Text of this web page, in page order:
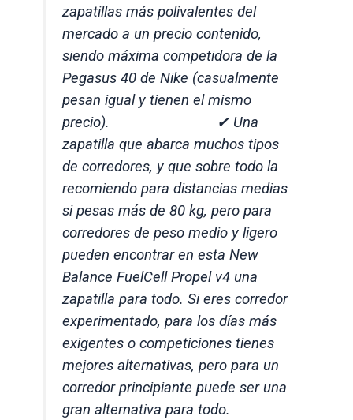
zapatillas más polivalentes del
mercado a un precio contenido,
siendo máxima competidora de la
Pegasus 40 de Nike (casualmente
pesan igual y tienen el mismo
precio). ⠀⠀⠀⠀⠀⠀⠀⠀⠀ ✔ Una
zapatilla que abarca muchos tipos
de corredores, y que sobre todo la
recomiendo para distancias medias
si pesas más de 80 kg, pero para
corredores de peso medio y ligero
pueden encontrar en esta New
Balance FuelCell Propel v4 una
zapatilla para todo. Si eres corredor
experimentado, para los días más
exigentes o competiciones tienes
mejores alternativas, pero para un
corredor principiante puede ser una
gran alternativa para todo.